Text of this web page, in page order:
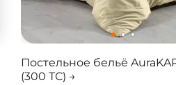
Постельное бельё
(300 ТС) →